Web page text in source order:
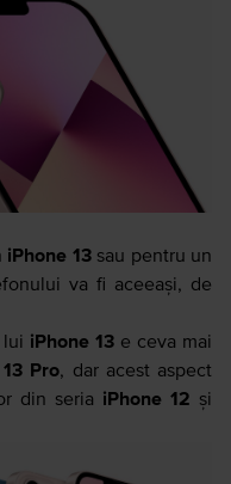
iPhone 13sau pentru un
va fi aceeași, de
iPhone 13e ceva mai
Pro, dar acest aspect
din seria iPhone 12 și